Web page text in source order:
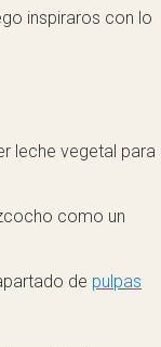
inspiraros con lo
leche vegetal para
como un
de pulpas